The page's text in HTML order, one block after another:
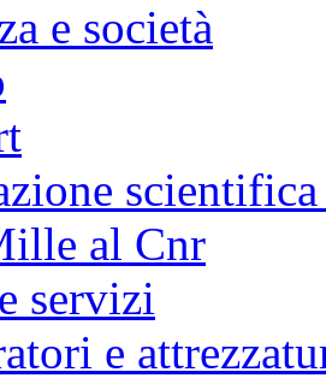
e società
al Cnr
servizi
e